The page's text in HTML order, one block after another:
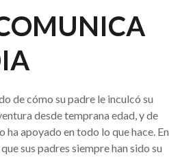
de cómo su padre le inculcó su
desde temprana edad, y de
ha apoyado en todo lo que hace. En
sus padres siempre han sido su